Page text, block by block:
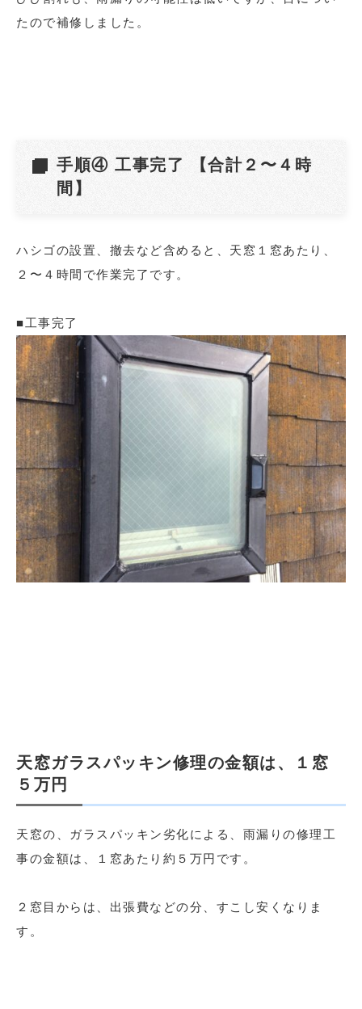
たので補修しました。
手順④ 工事完了 【合計２〜４時
間】
ハシゴの設置、撤去など含めると、天窓１窓あたり、
２〜４時間で作業完了です。
■工事完了
天窓ガラスパッキン修理の金額は、１窓
５万円
天窓の、ガラスパッキン劣化による、雨漏りの修理工
事の金額は、１窓あたり約５万円です。
２窓目からは、出張費などの分、すこし安くなりま
す。